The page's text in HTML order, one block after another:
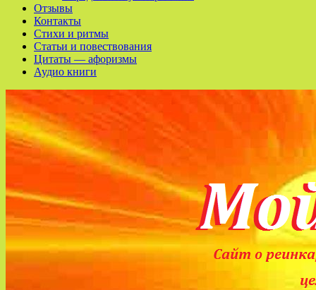
Отзывы
Контакты
Стихи и ритмы
Статьи и повествования
Цитаты — афоризмы
Аудио книги